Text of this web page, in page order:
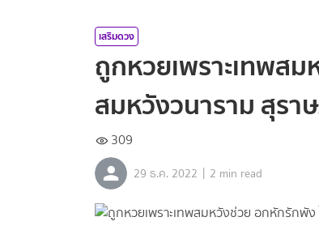
เสริมดวง
ถูกหวยเพราะเทพส
สมหวังวนาราม สุรา
309
29 ธ.ค. 2022 | 2 min read